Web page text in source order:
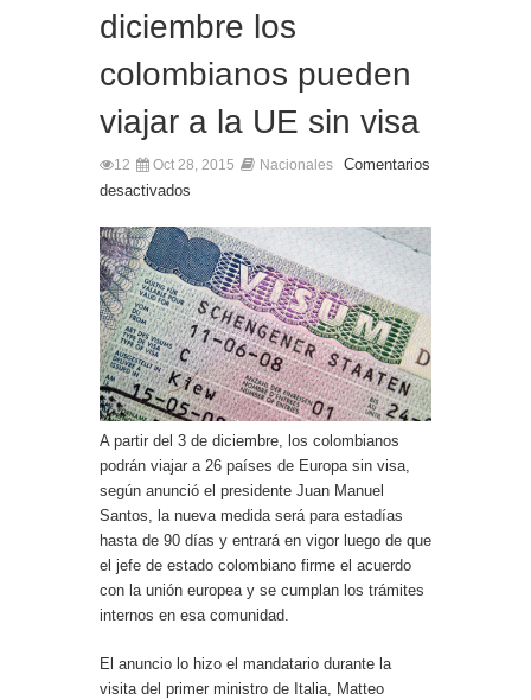
Frustran atentado con bus bomba que iba dirigido contra Cali durante la
diciembre los
colombianos pueden
viajar a la UE sin visa
12 Oct 28, 2015 Nacionales
Comentarios
desactivados
A partir del 3 de diciembre, los colombianos
podrán viajar a 26 países de Europa sin visa,
según anunció el presidente Juan Manuel
Santos, la nueva medida será para estadías
hasta de 90 días y entrará en vigor luego de que
el jefe de estado colombiano firme el acuerdo
con la unión europea y se cumplan los trámites
internos en esa comunidad.
El anuncio lo hizo el mandatario durante la
visita del primer ministro de Italia, Matteo